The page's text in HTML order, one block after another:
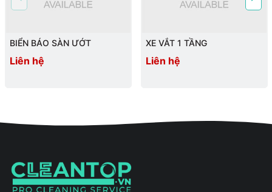
BIỂN BÁO SÀN ƯỚT
Liên hệ
XE VẮT 1 TẦNG
Liên hệ